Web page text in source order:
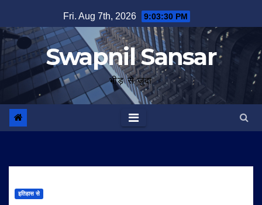
to
content
Fri. Aug 7th, 2026 9:03:31 PM
Swapnil Sansar
भीड़ से जुदा
इतिहास से